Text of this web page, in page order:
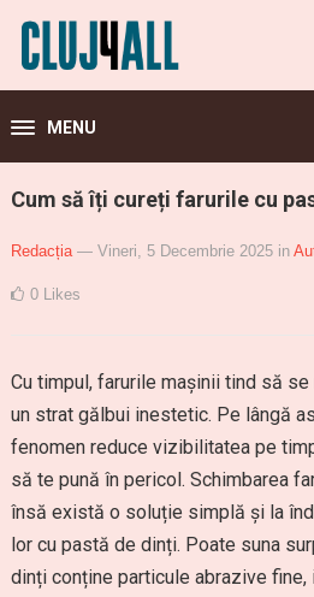
MENU
Cum să îți cureți farurile cu
Redacția — Vineri, 5 Decembrie 2025 in
0 Likes
Cu timpul, farurile mașinii tind să
un strat gălbui inestetic. Pe lângă
fenomen reduce vizibilitatea pe
să te pună în pericol. Schimbarea
însă există o soluție simplă și la
lor cu pastă de dinți. Poate suna
dinți conține particule abrazive fine,